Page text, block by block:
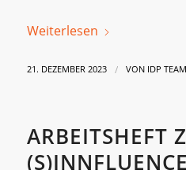
Weiterlesen
21. DEZEMBER 2023 / VON IDP TEAM
ARBEITSHEFT